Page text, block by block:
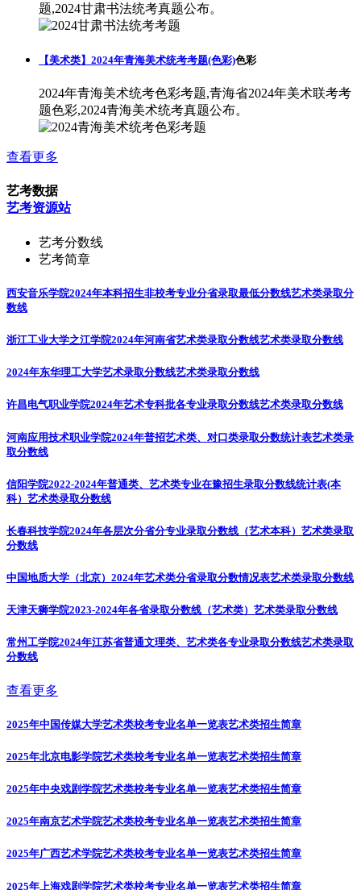
题,2024甘肃书法统考真题公布。
【美术类】2024年青海美术统考考题(色彩)色彩
2024年青海美术统考色彩考题,青海省2024年美术联考考
题色彩,2024青海美术统考真题公布。
查看更多
艺考数据
艺考资源站
艺考分数线
艺考简章
西安音乐学院2024年本科招生非校考专业分省录取最低分数线艺术类录取分
数线
浙江工业大学之江学院2024年河南省艺术类录取分数线艺术类录取分数线
2024年东华理工大学艺术录取分数线艺术类录取分数线
许昌电气职业学院2024年艺术专科批各专业录取分数线艺术类录取分数线
河南应用技术职业学院2024年普招艺术类、对口类录取分数统计表艺术类录
取分数线
信阳学院2022-2024年普通类、艺术类专业在豫招生录取分数线统计表(本
科） 艺术类录取分数线
长春科技学院2024年各层次分省分专业录取分数线（艺术本科） 艺术类录取
分数线
中国地质大学（北京）2024年艺术类分省录取分数情况表艺术类录取分数线
天津天狮学院2023-2024年各省录取分数线（艺术类） 艺术类录取分数线
常州工学院2024年江苏省普通文理类、艺术类各专业录取分数线艺术类录取
分数线
查看更多
2025年中国传媒大学艺术类校考专业名单一览表艺术类招生简章
2025年北京电影学院艺术类校考专业名单一览表艺术类招生简章
2025年中央戏剧学院艺术类校考专业名单一览表艺术类招生简章
2025年南京艺术学院艺术类校考专业名单一览表艺术类招生简章
2025年广西艺术学院艺术类校考专业名单一览表艺术类招生简章
2025年上海戏剧学院艺术类校考专业名单一览表艺术类招生简章